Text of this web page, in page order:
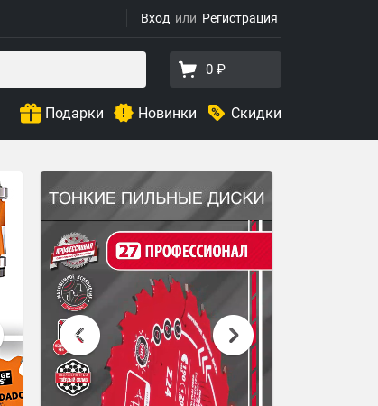
Вход Регистрация
0 ₽
Подарки Новинки Скидки